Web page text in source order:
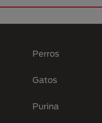
Perros
Gatos
Purina